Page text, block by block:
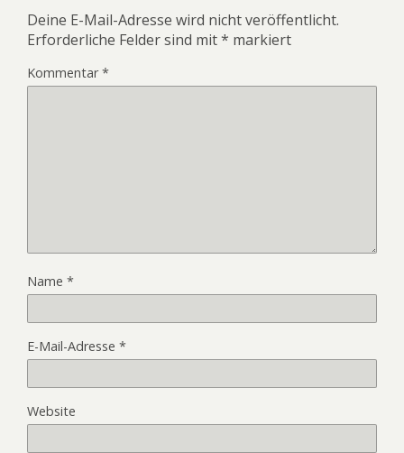
Deine E-Mail-Adresse wird nicht veröffentlicht.
Erforderliche Felder sind mit* markiert
Kommentar*
Name *
E-Mail-Adresse *
Website